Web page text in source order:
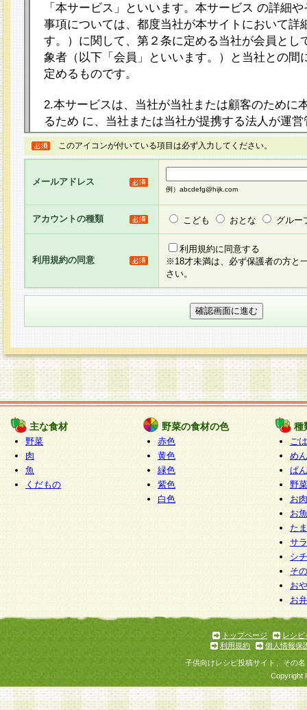
「本サービス」といいます。本サービス の詳細
事項については、都度当社が本サイトにおいて詳
す。）に関して、第２条に定める当社が会員とし
象者（以下「会員」といいます。）と当社との間
定めるものです。
2.本サービスは、当社が当社または顧客のために
るため に、当社または当社が提携する法人が運
ト（以下「本サイト」といいます。）上に本サー
ージを設け、会員がアンケー ト調査に回答する
し、その結果を当社が集計・分析その他の利用を
るものです。なお、本サービスは、それぞれの目
員に対して本サービスの依頼を行うこともあり、
た全ての会員に対して本サービスの依頼をすると
りま す。
3.当社は、会員の事前の承諾を得ることなく、当
方 法・手段にて、本規約を任意に制定、変更ま
きるものとします。改定後の本規約等は、本規約
に掲示したときに、その 他の諸規定については
てその効力を生じるものとします。
4.本規約は、会員登録希望者による会員登録手続
の当社による会員登録の承認が完了した時点で会
たものとみなされ、会員に対して適用されるもの
5.当社がお聞きする個人情報は、すべて会員登録
で提 供いただいたものと考えております。従っ
自らの個人情報の提供を希望されない場合には、
をお預かりいたしません が、提供されないこと
商品やサービス等をご利用いただけない場合があ
了承ください。
6.当社は、お客様から当社が保有している個人情
加・ 利用停止等を求められた場合には、ご本人
て確認できた場合に限り、法令に準拠して合理的
いただきます。なお、開示 請求等の請求先は個
ります。
1.会員とは、本規約等を承諾のうえ、当社所定の
了し、当社が承認した者、グループとします。な
が以下に該当する場合は会員登録をすることがで
このアイコンが付いている項目は必ず入力してください。
メールアドレス
例）abcdefg@hijk.com
アカウントの種類 こども おとな グルー
利用規約の同意
利用規約に同意する
※18才未満は、必ず保護者の方と
さい。
主な食材
野菜
肉
魚
くだもの
野菜の食材の色
赤色
黄色
緑色
紫色
白色
種
ご
めん
ぱん
野
お
お
た
サ
シ
そ
お
お
トップページ
レシピ
利用規約
個人情報保
子供向けレシピ投稿サイト、その
Copyright